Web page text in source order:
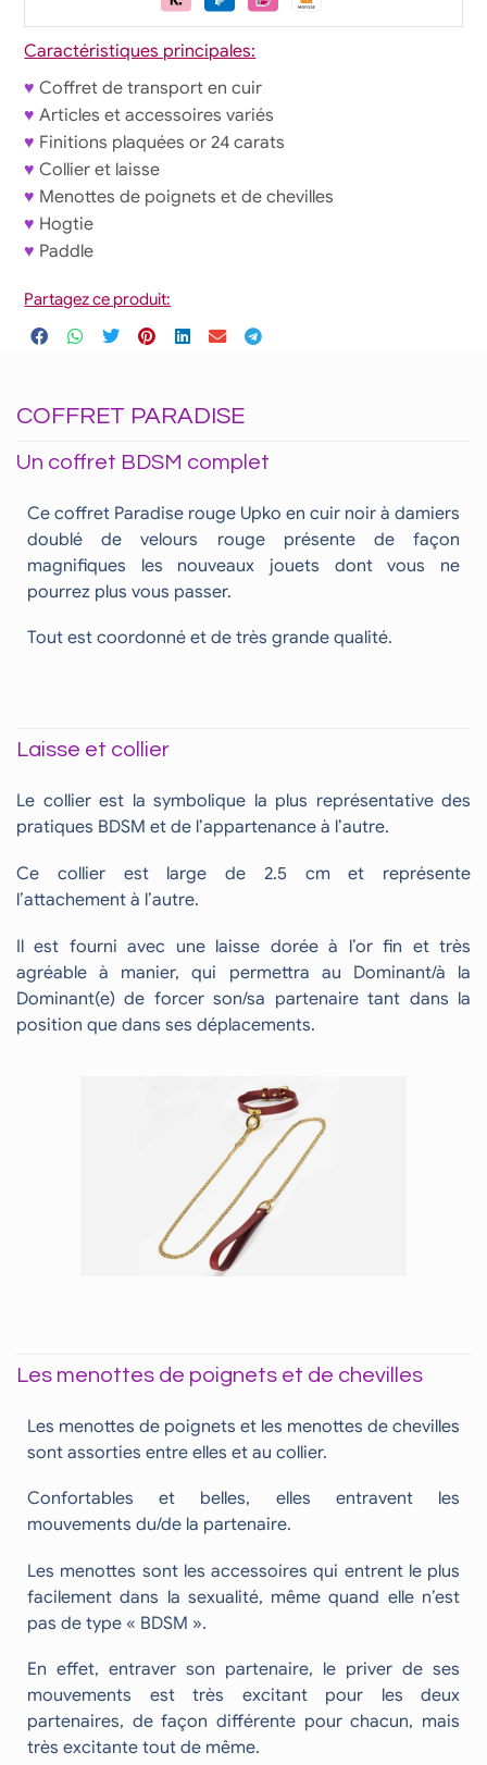
Caractéristiques principales:
♥ Coffret de transport en cuir
♥ Articles et accessoires variés
♥ Finitions plaquées or 24 carats
♥ Collier et laisse
♥ Menottes de poignets et de chevilles
♥ Hogtie
♥ Paddle
Partagez ce produit:
COFFRET PARADISE
Un coffret BDSM complet
Ce coffret Paradise rouge Upko en cuir noir à damiers
doublé de velours rouge présente de façon
magnifiques les nouveaux jouets dont vous ne
pourrez plus vous passer.
Tout est coordonné et de très grande qualité.
Laisse et collier
Le collier est la symbolique la plus représentative des
pratiques BDSM et de l’appartenance à l’autre.
Ce collier est large de 2.5 cm et représente
l’attachement à l’autre.
Il est fourni avec une laisse dorée à l’or fin et très
agréable à manier, qui permettra au Dominant/à la
Dominant(e) de forcer son/sa partenaire tant dans la
position que dans ses déplacements.
Les menottes de poignets et de chevilles
Les menottes de poignets et les menottes de chevilles
sont assorties entre elles et au collier.
Confortables et belles, elles entravent les
mouvements du/de la partenaire.
Les menottes sont les accessoires qui entrent le plus
facilement dans la sexualité, même quand elle n’est
pas de type « BDSM ».
En effet, entraver son partenaire, le priver de ses
mouvements est très excitant pour les deux
partenaires, de façon différente pour chacun, mais
très excitante tout de même.